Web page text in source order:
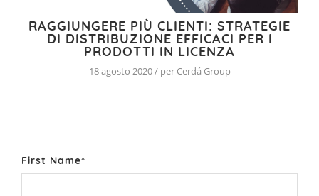
RAGGIUNGERE PIÙ CLIENTI: STRATEGIE
DI DISTRIBUZIONE EFFICACI PER I
PRODOTTI IN LICENZA
18 agosto 2020 / per Cerdá Group
First Name*